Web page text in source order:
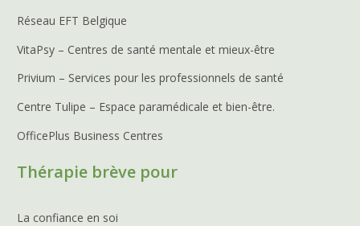
Réseau EFT Belgique
VitaPsy – Centres de santé mentale et mieux-être
Privium – Services pour les professionnels de santé
Centre Tulipe – Espace paramédicale et bien-être.
OfficePlus Business Centres
Thérapie brève pour
La confiance en soi